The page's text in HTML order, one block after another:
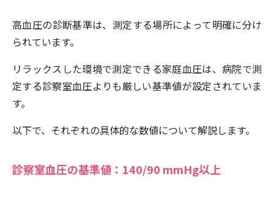
高血圧の診断基準は、測定する場所によって明確に分け
られています。
リラックスした環境で測定できる家庭血圧は、病院で測
定する診察室血圧よりも厳しい基準値が設定されていま
す。
以下で、それぞれの具体的な数値について解説します。
診察室血圧の基準値：140/90 mmHg以上